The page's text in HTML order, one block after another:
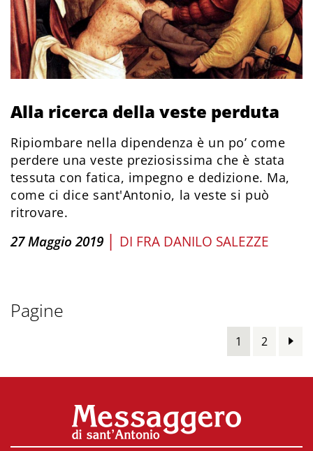
Alla ricerca della veste perduta
Ripiombare nella dipendenza è un po’ come
perdere una veste preziosissima che è stata
tessuta con fatica, impegno e dedizione. Ma,
come ci dice sant'Antonio, la veste si può
ritrovare.
27 Maggio 2019 | DI FRA DANILO SALEZZE
Pagine
1 2